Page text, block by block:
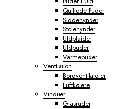
Quiltede Puder
Siddehynder
Stolehynder
Uldplaider
Uldpuder
Varmepuder
Ventilation
Bordventilatorer
Luftkølere
Vinduer
Glasruder